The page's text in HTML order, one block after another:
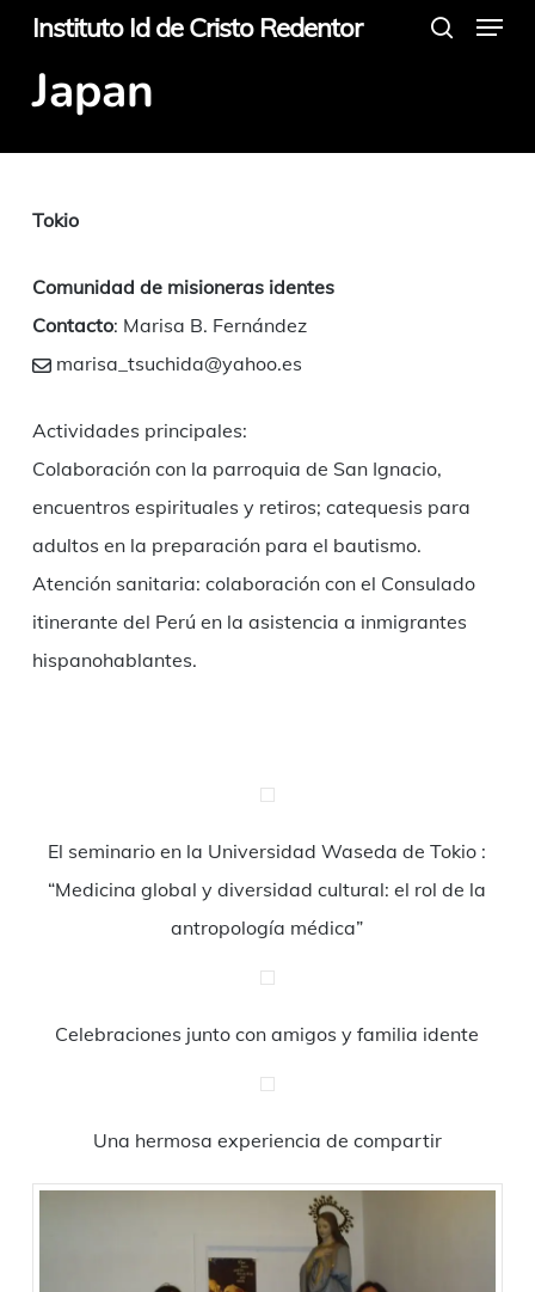
Skip
main
Instituto Id de Cristo Redentor Menu
Japan
Tokio
Comunidad de misioneras identes
Contacto: Marisa B. Fernández
marisa_tsuchida@yahoo.es
Actividades principales:
Colaboración con la parroquia de San Ignacio,
encuentros espirituales y retiros; catequesis para
adultos en la preparación para el bautismo.
Atención sanitaria: colaboración con el Consulado
itinerante del Perú en la asistencia a inmigrantes
hispanohablantes.
El seminario en la Universidad Waseda de Tokio :
“Medicina global y diversidad cultural: el rol de la
antropología médica”
Celebraciones junto con amigos y familia idente
Una hermosa experiencia de compartir